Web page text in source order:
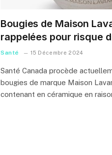
Bougies de Maison
rappelées pour risque
Santé 15 Décembre 2024
Santé Canada procède
bougies de marque Maison
contenant en céramique en